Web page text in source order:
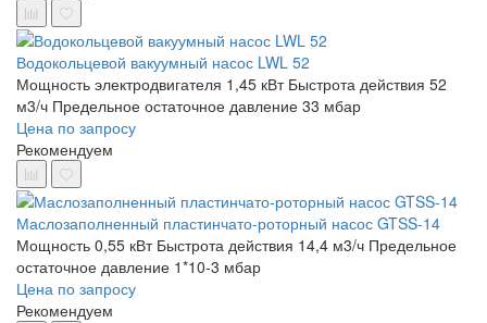
Водокольцевой вакуумный насос LWL 52
Мощность электродвигателя 1,45 кВт Быстрота действия 52
м3/ч Предельное остаточное давление 33 мбар
Цена по запросу
Рекомендуем
Маслозаполненный пластинчато-роторный насос GTSS-14
Мощность 0,55 кВт Быстрота действия 14,4 м3/ч Предельное
остаточное давление 1*10-3 мбар
Цена по запросу
Рекомендуем